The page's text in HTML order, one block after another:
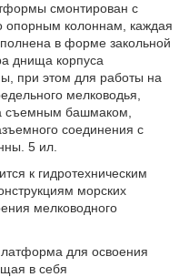
смонтирован с
опорным колоннам, каждая
в форме закольной
днища корпуса
при этом для работы на
мелководья,
съемным башмаком,
соединения с
5 ил.
к гидротехническим
морских
мелководного
для освоения
в себя